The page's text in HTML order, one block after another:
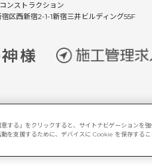
ンストラクション
区西新宿2-1-1新宿三井ビルディング55F
意する」をクリックすると、サイトナビゲーションを
動を支援するために、デバイスに Cookie を保存するこ